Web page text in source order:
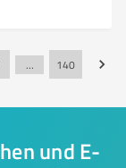
… 140
und E-